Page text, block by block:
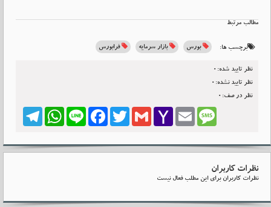
مطالب مرتبط
برچسب ها: بورس بازار سرمایه فرابورس
نظر تایید شده:0
نظر تایید نشده:0
نظر در صف:0
TelegramWhatsApp LineFacebook Twitter Gmail
Yahoo
Email Message
نظرات کاربران
نظرات کاربران برای این مطلب فعال نیست